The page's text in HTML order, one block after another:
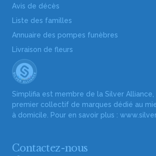
Avis de décès
Liste des familles
Annuaire des pompes funèbres
Livraison de fleurs
Simplifia est membre de la Silver Alliance,
premier collectif de marques dédié au
à domicile. Pour en savoir plus :
Contactez-nous